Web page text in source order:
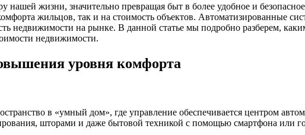
нашей жизни, значительно превращая быт в более удобное и
жильцов, так и на стоимость объектов. Автоматизированные
недвижимости на рынке. В данной статье мы подробно разберем,
недвижимости.
уровня комфорта
в «умный дом», где управление обеспечивается центром
шторами и даже бытовой техникой с помощью смартфона или